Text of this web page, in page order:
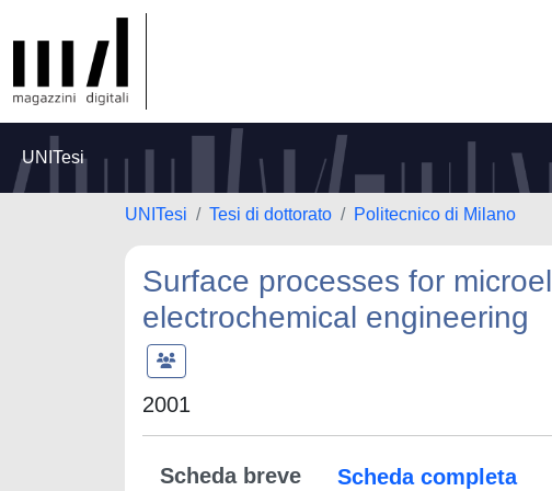
UNITesi
UNITesi Tesi di dottorato Politecnico di Milano
Surface processes for
electrochemical engineering
2001
Scheda breve Scheda completa